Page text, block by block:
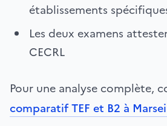
établissements
Les deux examens
CECRL
Pour une analyse complète,
comparatif TEF et B2 à